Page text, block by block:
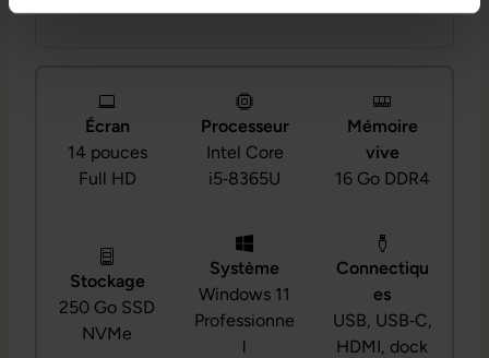
Écran
14 pouces
Full HD
Processeur
Intel Core
i5‑8365U
Mémoire
vive
16 Go DDR4
Stockage
250 Go SSD
NVMe
Système
Windows 11
Professionne
l
Connectiqu
es
USB, USB‑C,
HDMI, dock